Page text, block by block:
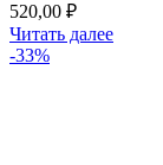
520,00 ₽
Читать далее
-33%